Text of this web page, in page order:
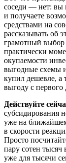
соседи — нет: вы
и получаете
средствами на
рассказывать об
грамотный выбор
практически
окупаемости
выгодные схемы
купил дешевле, а
выгоду с первого
Действуйте
субсидирования
уже на
в скорости
Просто
пару сотен
уже для тысячи